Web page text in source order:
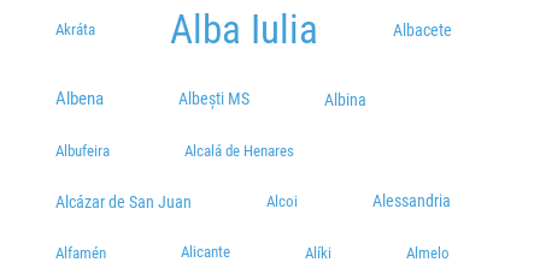
CATEDRALA(dupa sens giratoriu pe Dorobanti)
Statie Plantelor
CARREFOUR
Plecări / Sosiri
Akráta Alba Iulia Albacete
Albena Albești MS Albina
Albufeira Alcalá de Henares
Alcázar de San Juan Alcoi Alessandria
Alfamén Alicante Alíki Almelo